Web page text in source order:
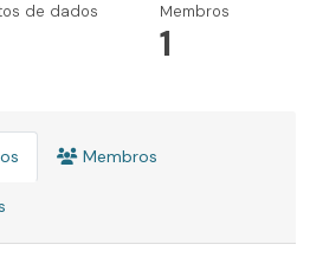
de dados Membros
1
Membros